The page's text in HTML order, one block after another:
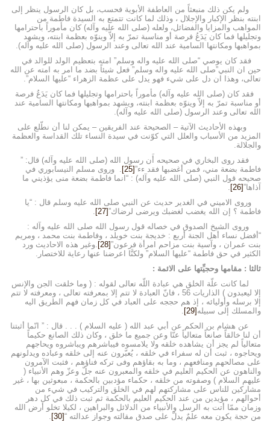
ولم يكن ذلك منبعثاً من العاطفة الأبوية فحسب، بل كان الرسول ينظر إلى
ابنته بنظر الإكبار والإجلال ، وذلك لما كانت تتمتع به السيدة فاطمة من
المواهب والمزايا والفضائل، ولعله (صلى الله عليه وآله) كان مأموراً باحترامها
وتجليلها فما كان يَدَعُ فرصة أو مناسبة تمرّ به إلاّ وينوّه بعظمة ابنته، ويشهد
بمواهبها ومكانتها السامية عند الله تعالى وعند الرسول (صلى الله عليه وآله).
فقد كان يوصي “صلى الله عليه واله وسلم” امته بتعظيم الولد للوالد في
حين ان النبي”صلى الله عليه واله وسلم” فعل شيئاً بضد ما امر به امته عن الله
تعالى، وهذا ان دل على شيء فهو يدل على عظمة الزهراء “عليها السلام”.
فقد كان (صلى الله عليه وآله) مأموراً باحترامها وتجليلها فما كان يَدَعُ فرصة
أو مناسبة تمرّ به إلاّ وينوّه بعظمة ابنته، ويشهد بمواهبها ومكانتها السامية عند
الله تعالى وعند الرسول (صلى الله عليه وآله).
وبهذه الأحاديث الآتية – الصحيحة عند الفريقين – يمكن لنا أن نطّلع على
المزيد من الأسباب والعلل التي كوّنت في سيدة النساء تلك القداسة والعظمة
والجلالة.
فقد روى البخاري في صحيحه أَن رسول الله (صلى الله عليه وآله) قال: ”
فاطمة بضعة مني، فمن أغضبها فقد ءء”[25]
. وروى مسلم النيسابوري في
صحيحه قول النبي (صلى الله عليه وآله) : “انما فاطمة بضعة منى يؤذيني ما
آذاها”[26]
.
وروى الاميني في الغدير حديث عن النبي صلى الله عليه وسلم قال : “يا
فاطمة ؟ إن الله يغضب لغضبك ويرضى لرضاك”[27]
.
وروى الشيخ الصدوق في خصاله قول رسول الله صلى الله عليه وآله :
“أفضل نساء أهل الجنة أربع : خديجة بنت خويلد ، وفاطمة بنت محمد ، ومريم
بنت عمران ، وآسية بنت مزاحم امرأة فرعون”[28]
.وغير هذه الاحاديث ورد
الكثير في حق فاطمة “عليها السلام” ولكنَّا اعرضنا عنها رعاية للاختصار.
ثالثا : مقامها وحجيِّتها على الائمة :
لما كانت علّة الخلق هي عبادة اللّه تعالى لقوله : ( وما خلقت الجن والإنس
إلا ليعبدون ) الذاريات 56 ، فانّ العبادة لا تتم إلا بمعرفته تعالى ، ومعرفته لا تتم
إلا برسله وأوليائه ، إذ هم حججه على العباد في كل زمان فهم الطريق اليه
والمسلك إلى سبيله [29]
.
عن هشام بن الحكم عن أبي عبد الله ( عليه السلام ) . . . قال : ” انّما أثبتنا
أن لنا خالقاً صانعاً متعالياً عنّا وعن جميع ما خلق ، وكان ذلك الصانع حكيماً
متعالياً لم يجز أن يشاهده خلقه ولا يلامسوه فيباشرهم ويباشروه ويحاجهم
ويحاجوه ، ثبت أن له سفراء في خلقه ، يُعبّرون عنه إلى خلقه وعباده ويدلونهم
على مصالحهم ومنافعهم ، وما به بقاؤهم وفى تركه فناؤهم ، فثبت الآمرون
والناهون عن الحكيم العليم في خلقه والمعبرون عنه جلّ وعزّ وهم الأنبياء (
عليهم السلام ) وصفوته من خلقه ، حكماء مؤدبين بالحكمة ، مبعوثين بها ، غير
مشاركين للناس على مشاركتهم لهم في الخلق والتركيب في شيء من
أحوالهم ، مؤيدين من عند الحكيم العليم بالحكمة ثم ثبت ذلك في كل دهر
وزمان ممّا أتت به الرسل والأنبياء من الدلائل والبراهين ، لكيلا تخلو أرض الله
من حجة يكون معه علمٌ يدلّ على صدق مقالته وجواز عدالته “[30]
.